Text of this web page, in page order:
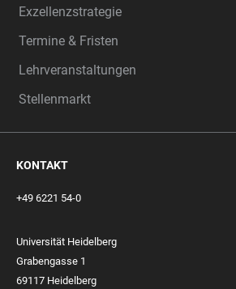
Exzellenzstrategie
Termine & Fristen
Lehrveranstaltungen
Stellenmarkt
KONTAKT
+49 6221 54-0
Universität Heidelberg
Grabengasse 1
69117 Heidelberg